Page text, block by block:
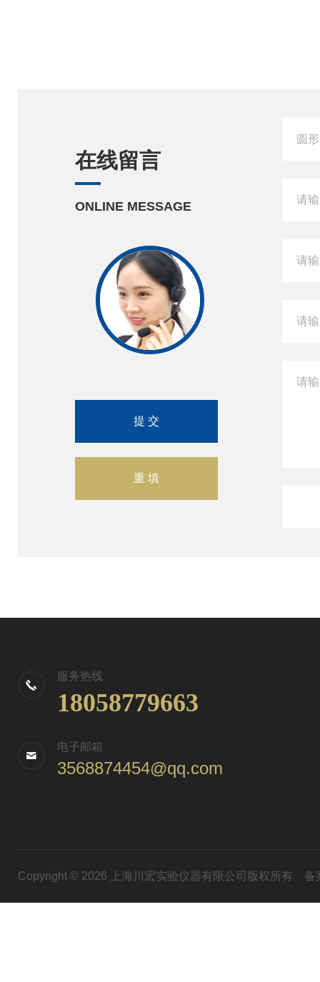
在线留言
ONLINE MESSAGE
服务热线
18058779663
电子邮箱
3568874454@qq.com
Copyright © 2026 上海川宏实验仪器有限公司版权所有 备